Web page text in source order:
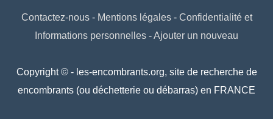
Contactez-nous- Mentions légales- Confidentialité et
Informations personnelles -Ajouter un nouveau
Copyright © - les-encombrants.org, site de recherche de
encombrants (ou déchetterie ou débarras) en FRANCE